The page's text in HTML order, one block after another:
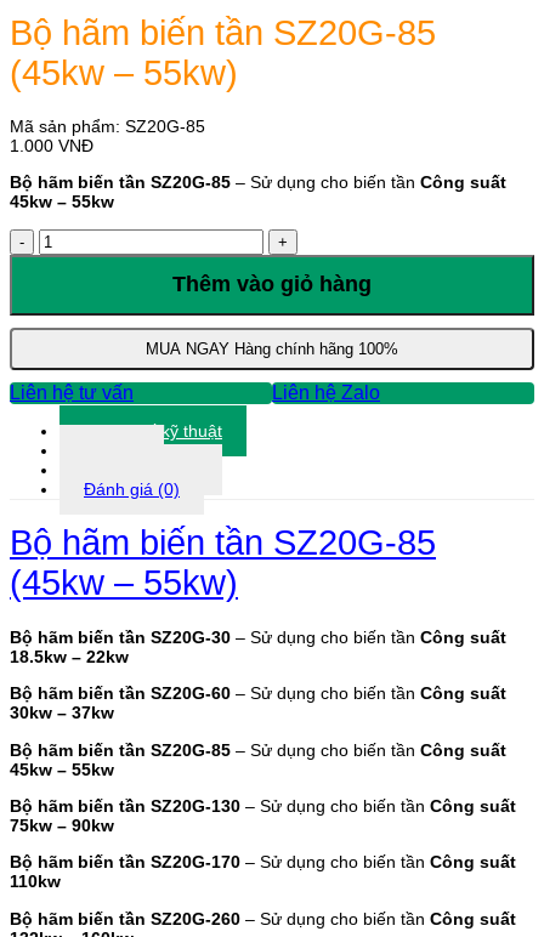
Bộ hãm biến tần SZ20G-85
(45kw – 55kw)
Mã sản phẩm: SZ20G-85
1.000 VNĐ
Bộ hãm biến tần SZ20G-85 – Sử dụng cho biến tần Công suất
45kw – 55kw
Bộ
hãm
SZ20G-
85
-
55kw)
lượng
Thêm vào giỏ hàng
MUA NGAY Hàng chính hãng 100%
Liên hệ tư vấn Liên hệ Zalo
Thông số kỹ thuật
Đánh giá (0)
Bộ hãm biến tần SZ20G-85
(45kw – 55kw)
Bộ hãm biến tần SZ20G-30 – Sử dụng cho biến tần Công suất
18.5kw – 22kw
Bộ hãm biến tần SZ20G-60 – Sử dụng cho biến tần Công suất
30kw – 37kw
Bộ hãm biến tần SZ20G-85 – Sử dụng cho biến tần Công suất
45kw – 55kw
Bộ hãm biến tần SZ20G-130 – Sử dụng cho biến tần Công suất
75kw – 90kw
Bộ hãm biến tần SZ20G-170 – Sử dụng cho biến tần Công suất
110kw
Bộ hãm biến tần SZ20G-260 – Sử dụng cho biến tần Công suất